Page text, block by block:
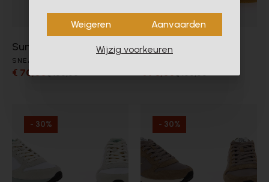
Sun68
SNEAKERS
€ 70,00€ 100,00
Sun68
€ 70,00€ 100,00
- 30% - 30%
Weigeren Aanvaarden
Wijzig voorkeuren